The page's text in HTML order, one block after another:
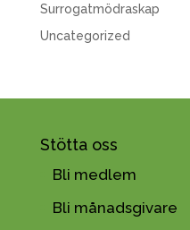
Surrogatmödraskap
Uncategorized
Stötta oss
Bli medlem
Bli månadsgivare